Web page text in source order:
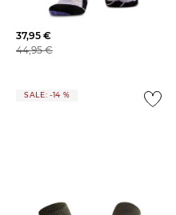
MERINO OTC
37,95 €
44,95 €
SALE: -14 %